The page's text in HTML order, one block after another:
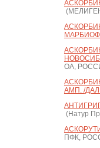
ОА,
АМП. /
(Натур
ПФК,